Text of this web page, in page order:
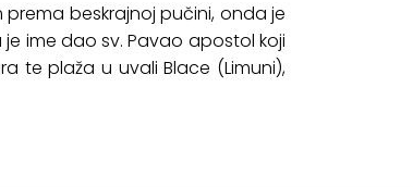
beskrajnoj pučini, onda je
ime dao sv. Pavao apostol koji
te plaža u uvali Blace (Limuni),